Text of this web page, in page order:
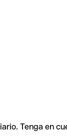
Tenga en